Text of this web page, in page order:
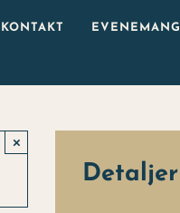
KONTAKT EVENEMANG
×
Detaljer